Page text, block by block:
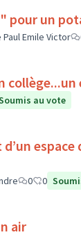
pour un
Emile Victor
collège...un
au vote
espace
0 0
air